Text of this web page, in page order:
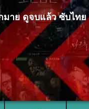
มาย ดูจบแล้ว ซับไท